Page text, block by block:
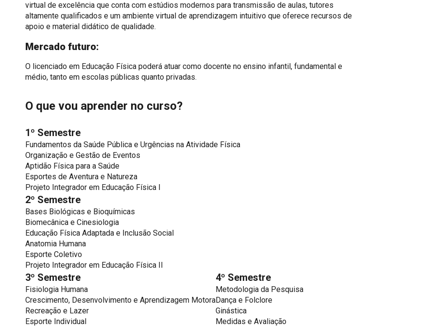
virtual de excelência que conta com estúdios modernos para transmissão de aulas, tutores
altamente qualificados e um ambiente virtual de aprendizagem intuitivo que oferece recursos de
apoio e material didático de qualidade.
Mercado futuro:
O licenciado em Educação Física poderá atuar como docente no ensino infantil, fundamental e
médio, tanto em escolas públicas quanto privadas.
O que vou aprender no curso?
1º Semestre
Fundamentos da Saúde Pública e Urgências na Atividade Física
Organização e Gestão de Eventos
Aptidão Física para a Saúde
Esportes de Aventura e Natureza
Projeto Integrador em Educação Física I
2º Semestre
Bases Biológicas e Bioquímicas
Biomecânica e Cinesiologia
Educação Física Adaptada e Inclusão Social
Anatomia Humana
Esporte Coletivo
Projeto Integrador em Educação Física II
3º Semestre
Fisiologia Humana
Crescimento, Desenvolvimento e Aprendizagem Motora
Recreação e Lazer
Esporte Individual
4º Semestre
Metodologia da Pesquisa
Dança e Folclore
Ginástica
Medidas e Avaliação